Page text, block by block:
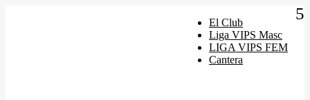
El Club
Liga VIPS Masc
LIGA VIPS FEM
Cantera